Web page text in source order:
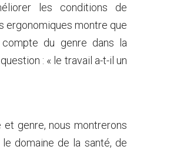
les conditions de
ergonomiques montre que
du genre dans la
: « le travail a-t-il un
genre, nous montrerons
domaine de la santé, de